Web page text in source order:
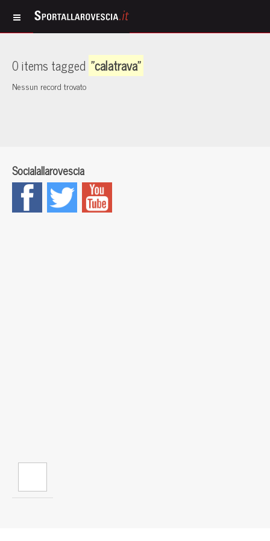
0 items tagged "calatrava"
Nessun record trovato
Socialallarovescia